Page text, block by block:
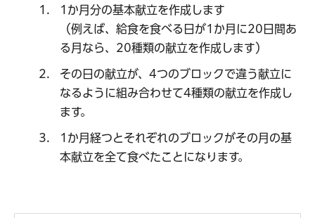
1か月分の基本献立を作成します
（例えば、給食を食べる日が1か月に20日間あ
る月なら、20種類の献立を作成します）
その日の献立が、4つのブロックで違う献立に
なるように組み合わせて4種類の献立を作成し
ます。
1か月経つとそれぞれのブロックがその月の基
本献立を全て食べたことになります。